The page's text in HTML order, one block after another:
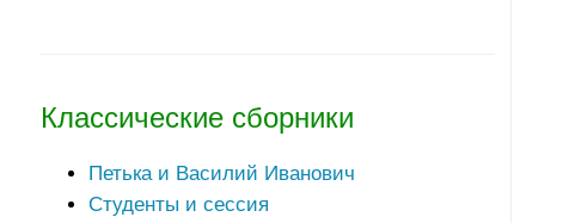
Классические сборники
Петька и Василий Иванович
Студенты и сессия